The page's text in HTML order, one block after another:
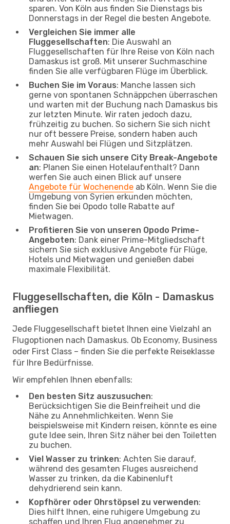
sparen. Von Köln aus finden Sie Dienstags bis
Donnerstags in der Regel die besten Angebote.
Vergleichen Sie immer alle
Fluggesellschaften: Die Auswahl an
Fluggesellschaften für Ihre Reise von Köln nach
Damaskus ist groß. Mit unserer Suchmaschine
finden Sie alle verfügbaren Flüge im Überblick.
Buchen Sie im Voraus: Manche lassen sich
gerne von spontanen Schnäppchen überraschen
und warten mit der Buchung nach Damaskus bis
zur letzten Minute. Wir raten jedoch dazu,
frühzeitig zu buchen. So sichern Sie sich nicht
nur oft bessere Preise, sondern haben auch
mehr Auswahl bei Flügen und Sitzplätzen.
Schauen Sie sich unsere City Break-Angebote
an: Planen Sie einen Hotelaufenthalt? Dann
werfen Sie auch einen Blick auf unsere
Angebote für Wochenende ab Köln. Wenn Sie die
Umgebung von Syrien erkunden möchten,
finden Sie bei Opodo tolle Rabatte auf
Mietwagen.
Profitieren Sie von unseren Opodo Prime-
Angeboten: Dank einer Prime-Mitgliedschaft
sichern Sie sich exklusive Angebote für Flüge,
Hotels und Mietwagen und genießen dabei
maximale Flexibilität.
Fluggesellschaften, die Köln - Damaskus
anfliegen
Jede Fluggesellschaft bietet Ihnen eine Vielzahl an
Flugoptionen nach Damaskus. Ob Economy, Business
oder First Class – finden Sie die perfekte Reiseklasse
für Ihre Bedürfnisse.
Wir empfehlen Ihnen ebenfalls:
Den besten Sitz auszusuchen:
Berücksichtigen Sie die Beinfreiheit und die
Nähe zu Annehmlichkeiten. Wenn Sie
beispielsweise mit Kindern reisen, könnte es eine
gute Idee sein, Ihren Sitz näher bei den Toiletten
zu buchen.
Viel Wasser zu trinken: Achten Sie darauf,
während des gesamten Fluges ausreichend
Wasser zu trinken, da die Kabinenluft
dehydrierend sein kann.
Kopfhörer oder Ohrstöpsel zu verwenden:
Dies hilft Ihnen, eine ruhigere Umgebung zu
schaffen und Ihren Flug angenehmer zu